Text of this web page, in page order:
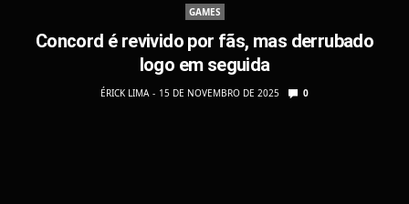
GAMES
Concord é revivido por fãs, mas derrubado
logo em seguida
ÉRICK LIMA 15 DE NOVEMBRO DE 2025 0